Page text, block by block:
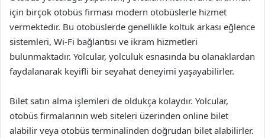
için birçok otobüs firması modern otobüslerle hizmet
vermektedir. Bu otobüslerde genellikle koltuk arkası eğlence
sistemleri, Wi-Fi bağlantısı ve ikram hizmetleri
bulunmaktadır. Yolcular, yolculuk esnasında bu olanaklardan
faydalanarak keyifli bir seyahat deneyimi yaşayabilirler.
Bilet satın alma işlemleri de oldukça kolaydır. Yolcular,
otobüs firmalarının web siteleri üzerinden online bilet
alabilir veya otobüs terminalinden doğrudan bilet alabilirler.